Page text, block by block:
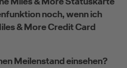
noch, wenn ich
& More Credit Card
Meilenstand einsehen?